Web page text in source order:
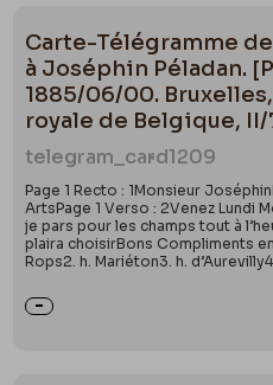
Carte-Télégramme
à Joséphin Péladan.
1885/06/00.
royale de Belgique,
telegram_card1209
Page 1 Recto : 1Monsieur
ArtsPage 1 Verso : 2Venez Lundi
je pars pour les champs tout à
plaira choisirBons Compliments
Rops2. h. Mariéton3. h.